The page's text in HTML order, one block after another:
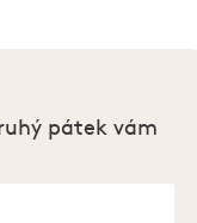
pátek vám